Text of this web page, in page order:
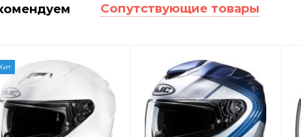
Сопутствующие товары